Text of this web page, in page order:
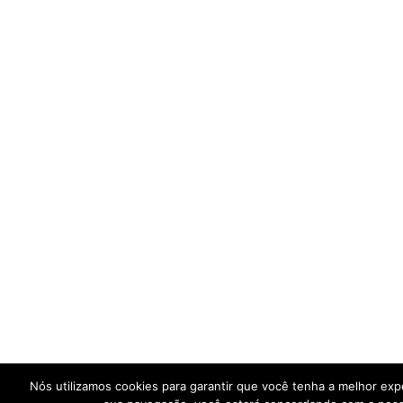
Nós utilizamos cookies para garantir que você tenha a melhor